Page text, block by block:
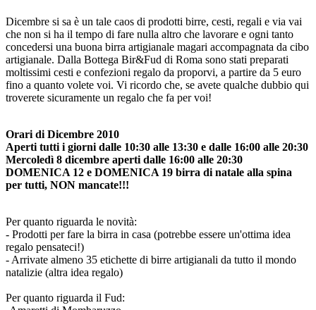
Dicembre si sa è un tale caos di prodotti birre, cesti, regali e via vai
che non si ha il tempo di fare nulla altro che lavorare e ogni tanto
concedersi una buona birra artigianale magari accompagnata da cibo
artigianale. Dalla Bottega Bir&Fud di Roma sono stati preparati
moltissimi cesti e confezioni regalo da proporvi, a partire da 5 euro
fino a quanto volete voi. Vi ricordo che, se avete qualche dubbio qui
troverete sicuramente un regalo che fa per voi!
Orari di Dicembre 2010
Aperti tutti i giorni dalle 10:30 alle 13:30 e dalle 16:00 alle 20:30
Mercoledì 8 dicembre aperti dalle 16:00 alle 20:30
DOMENICA 12 e DOMENICA 19 birra di natale alla spina
per tutti, NON mancate!!!
Per quanto riguarda le novità:
- Prodotti per fare la birra in casa (potrebbe essere un'ottima idea
regalo pensateci!)
- Arrivate almeno 35 etichette di birre artigianali da tutto il mondo
natalizie (altra idea regalo)
Per quanto riguarda il Fud: